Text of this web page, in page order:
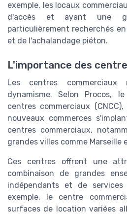
exemple, les locaux
d'accès et ayant une
particulièrement recherchés
et de l'achalandage piéton.
L'importance des
Les centres
dynamisme. Selon Procos,
centres commerciaux
nouveaux commerces
centres commerciaux,
grandes villes comme Marseille
Ces centres offrent une
combinaison de grandes
indépendants et de
exemple, le centre
surfaces de location variées